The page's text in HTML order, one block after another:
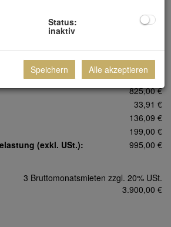
995,00 €
825,00 €
33,91 €
136,09 €
199,00 €
(exkl. USt.):
995,00 €
3 Bruttomonatsmieten zzgl. 20% USt.
3.900,00 €
Status:
inaktiv
Speichern Alle akzeptieren